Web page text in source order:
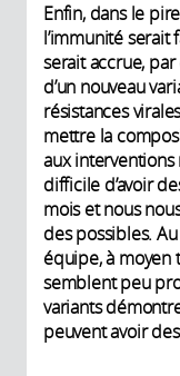
Enfin, dans le
l’immunité serait
serait accrue,
d’un nouveau
résistances
mettre la
aux interventions
difficile d’avoir
mois et nous
des possibles.
équipe, à moyen
semblent peu
variants
peuvent avoir